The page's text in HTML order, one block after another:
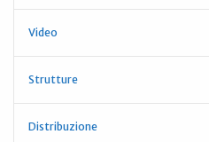
Video
Strutture
Distribuzione